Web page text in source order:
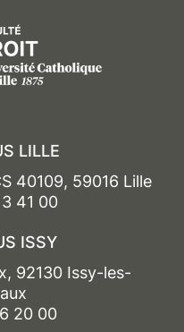
LILLE
40109, 59016 Lille
41 00
ISSY
92130 Issy-les-
20 00